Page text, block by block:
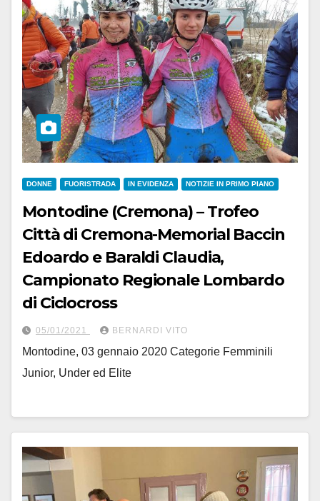
DONNE FUORISTRADA IN EVIDENZA NOTIZIE IN PRIMO PIANO
Montodine (Cremona) – Trofeo
Città di Cremona-Memorial Baccin
Edoardo e Baraldi Claudia,
Campionato Regionale Lombardo
di Ciclocross
05/01/2021 BERNARDI VITO
Montodine, 03 gennaio 2020 Categorie Femminili
Junior, Under ed Elite